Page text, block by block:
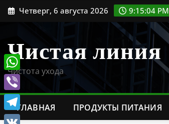
ПерейтиЧетверг, 6 августа 2026 9:15:05 PM
Чистая линия
Чистота ухода
ГЛАВНАЯ ПРОДУКТЫ ПИТАНИЯ
WhatsApp
Viber
Telegram